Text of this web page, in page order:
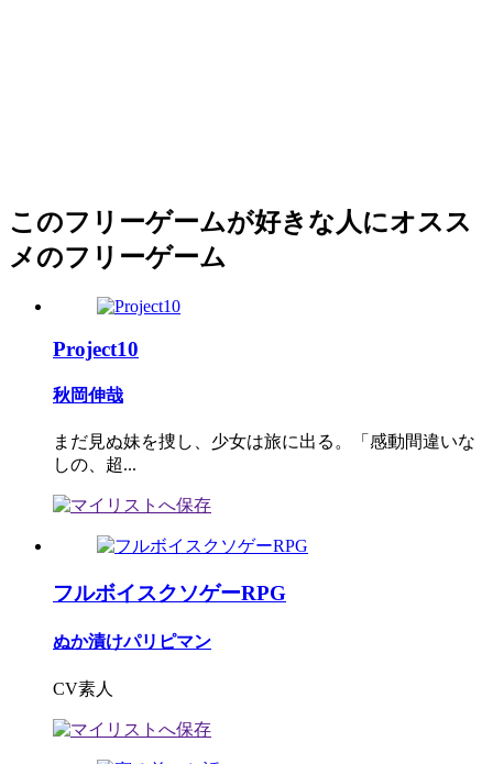
このフリーゲームが好きな人にオスス
メのフリーゲーム
Project10
秋岡伸哉
まだ見ぬ妹を捜し、少女は旅に出る。「感動間違いな
しの、超...
フルボイスクソゲーRPG
ぬか漬けパリピマン
CV素人